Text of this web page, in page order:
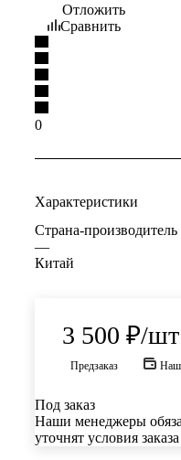
Отложить
Сравнить
0
Характеристики
Страна-производитель
—
Китай
3 500 ₽/шт
Предзаказ
Под заказ
Наши менеджеры
уточнят условия заказа